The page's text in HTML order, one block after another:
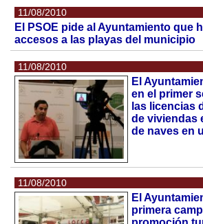
11/08/2010
El PSOE pide al Ayuntamiento que
accesos a las playas del municipio
11/08/2010
El
en el primer
las licencias
de viviendas
de naves en
11/08/2010
El
primera